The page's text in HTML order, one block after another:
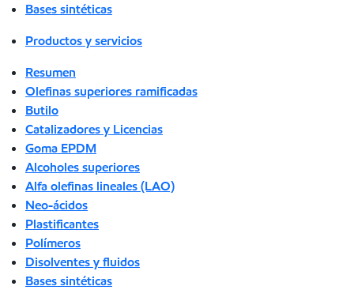
Bases sintéticas
Productos y servicios
Resumen
Olefinas superiores ramificadas
Butilo
Catalizadores y Licencias
Goma EPDM
Alcoholes superiores
Alfa olefinas lineales (LAO)
Neo-ácidos
Plastificantes
Polímeros
Disolventes y fluidos
Bases sintéticas